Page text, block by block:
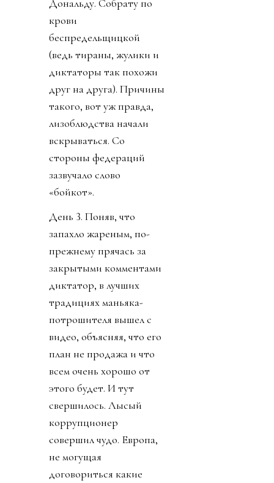
Дональду. Собрату по
крови
беспредельщицкой
(ведь тираны, жулики и
диктаторы так похожи
друг на друга). Причины
такого, вот уж правда,
лизоблюдства начали
вскрываться. Со
стороны федераций
зазвучало слово
«бойкот».
День 3. Поняв, что
запахло жареным, по-
прежнему прячась за
закрытыми комментами
диктатор, в лучших
традициях маньяка-
потрошителя вышел с
видео, объясняя, что его
план не продажа и что
всем очень хорошо от
этого будет. И тут
свершилось. Лысый
коррупционер
совершил чудо. Европа,
не могущая
договориться какие